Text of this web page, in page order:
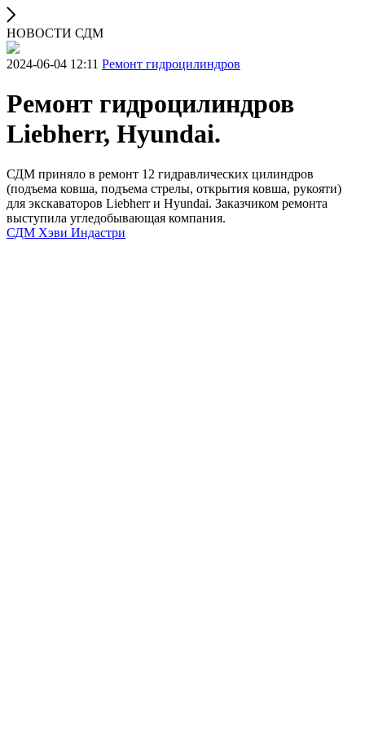
НОВОСТИ СДМ
2024-06-04 12:11 Ремонт гидроцилиндров
Ремонт гидроцилиндров
Liebherr, Hyundai.
СДМ приняло в ремонт 12 гидравлических цилиндров
(подъема ковша, подъема стрелы, открытия ковша, рукояти)
для экскаваторов Liebherr и Hyundai. Заказчиком ремонта
выступила угледобывающая компания.
СДМ Хэви Индастри